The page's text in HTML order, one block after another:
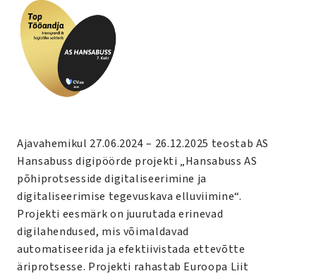
Ajavahemikul 27.06.2024 – 26.12.2025 teostab AS
Hansabuss digipöörde projekti „Hansabuss AS
põhiprotsesside digitaliseerimine ja
digitaliseerimise tegevuskava elluviimine“.
Projekti eesmärk on juurutada erinevad
digilahendused, mis võimaldavad
automatiseerida ja efektiivistada ettevõtte
äriprotsesse. Projekti rahastab Euroopa Liit